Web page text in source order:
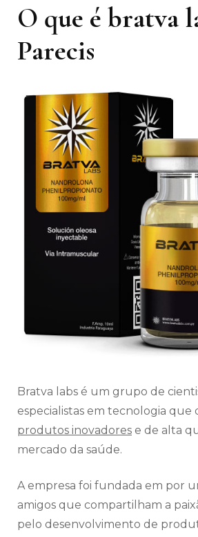
O que é bratva
Parecis
Bratva labs é um grupo de
especialistas em tecnologia que
produtos inovadores e de alta
mercado da saúde.
A empresa foi fundada em por
amigos que compartilham a
pelo desenvolvimento de